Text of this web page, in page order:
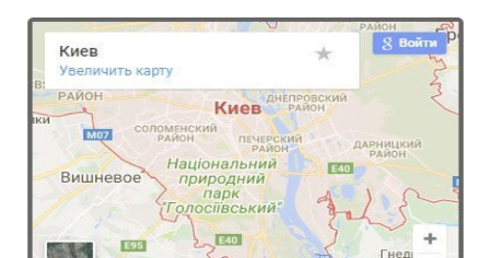
Недорогая женская кофта с портупеей